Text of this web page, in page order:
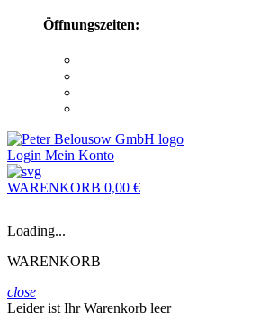
Öffnungszeiten:
Login Mein Konto
WARENKORB 0,00 €
Loading...
WARENKORB
close
Leider ist Ihr Warenkorb leer